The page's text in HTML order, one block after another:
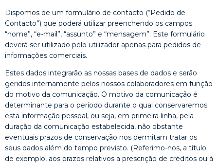
Dispomos de um formulário de contacto (“Pedido de
Contacto”) que poderá utilizar preenchendo os campos
“nome”, “e-mail”, “assunto” e “mensagem”. Este formulário
deverá ser utilizado pelo utilizador apenas para pedidos de
informações comerciais.
Estes dados integrarão as nossas bases de dados e serão
geridos internamente pelos nossos colaboradores em função
do motivo da comunicação. O motivo da comunicação é
determinante para o período durante o qual conservaremos
esta informação pessoal, ou seja, em primeira linha, pela
duração da comunicação estabelecida, não obstante
eventuais prazos de conservação nos permitam tratar os
seus dados além do tempo previsto. (Referimo-nos, a título
de exemplo, aos prazos relativos a prescrição de créditos ou à